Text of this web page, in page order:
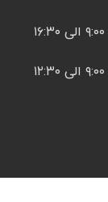
۹:۰۰ الی ۱۶:۳۰
۹:۰۰ الی ۱۲:۳۰